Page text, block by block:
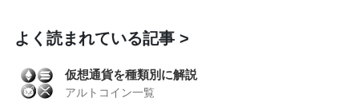
よく読まれている記事
仮想通貨を種類別に解説
アルトコイン一覧